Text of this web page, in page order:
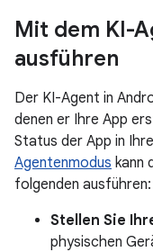
Mit dem KI-
ausführen
Der KI-Agent in
denen er Ihre App
Status der App in
Agentenmodus kann
folgenden ausführen:
Stellen Sie
physischen